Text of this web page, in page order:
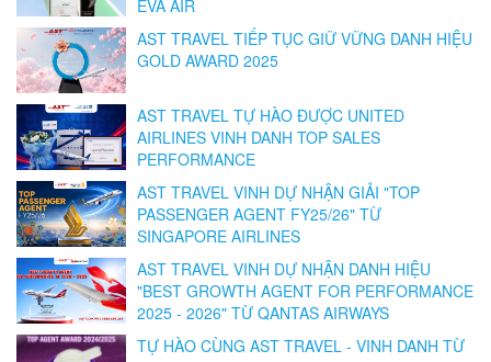
EVA AIR
AST TRAVEL TIẾP TỤC GIỮ VỮNG DANH HIỆU
GOLD AWARD 2025
AST TRAVEL TỰ HÀO ĐƯỢC UNITED
AIRLINES VINH DANH TOP SALES
PERFORMANCE
AST TRAVEL VINH DỰ NHẬN GIẢI "TOP
PASSENGER AGENT FY25/26" TỪ
SINGAPORE AIRLINES
AST TRAVEL VINH DỰ NHẬN DANH HIỆU
"BEST GROWTH AGENT FOR PERFORMANCE
2025 - 2026" TỪ QANTAS AIRWAYS
TỰ HÀO CÙNG AST TRAVEL - VINH DANH TỪ